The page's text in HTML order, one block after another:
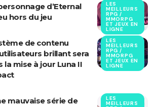
LES
MEILLEURS
RPG /
MMORPG
ET JEUX EN
LIGNE
d’Eternal
hors du jeu
LES
MEILLEURS
RPG /
MMORPG
ET JEUX EN
LIGNE
de contenu
brillant sera
la mise à jour Luna II
LES
MEILLEURS
mauvaise série de